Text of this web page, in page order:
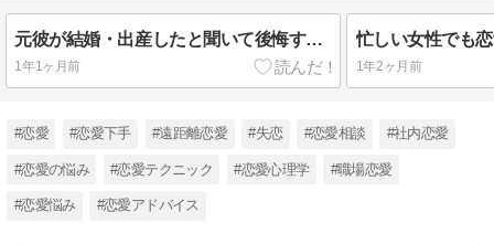
元彼が結婚・出産したと聞いて後悔する前に考えるべきこと
1年1ヶ月前 1年2ヶ月前
#恋愛 #恋愛下手 #遠距離恋愛 #失恋 #恋愛相談 #社内恋愛
#恋愛の悩み #恋愛テクニック #恋愛心理学 #職場恋愛
#恋愛悩み #恋愛アドバイス